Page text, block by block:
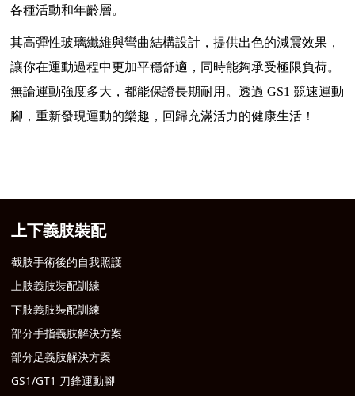
各種活動和年齡層。
其高彈性玻璃纖維與彎曲結構設計，提供出色的減震效果，
讓你在運動過程中更加平穩舒適，同時能夠承受極限負荷。
無論運動強度多大，都能保證長期耐用。透過 GS1 競速運動
腳，重新發現運動的樂趣，回歸充滿活力的健康生活！
上下義肢裝配
截肢手術後的自我照護
上肢義肢裝配訓練
下肢義肢裝配訓練
部分手指義肢解決方案
部分足義肢解決方案
GS1/GT1 刀鋒運動腳